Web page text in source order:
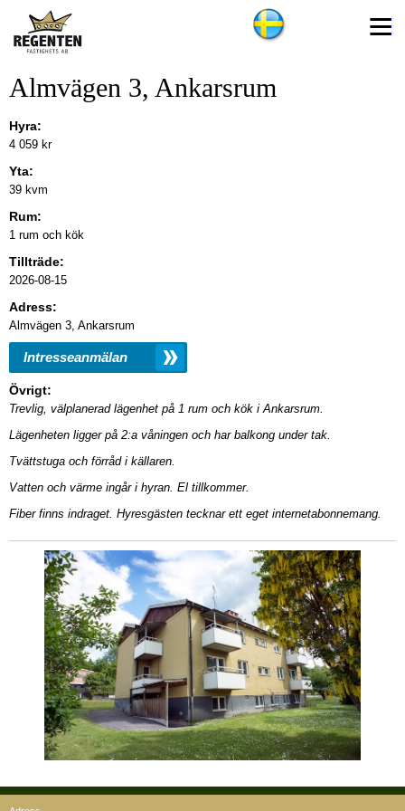
Almvägen 3, Ankarsrum
Hyra:
4 059 kr
Yta:
39 kvm
Rum:
1 rum och kök
Tillträde:
2026-08-15
Adress:
Almvägen 3, Ankarsrum
Intresseanmälan
Övrigt:
Trevlig, välplanerad lägenhet på 1 rum och kök i Ankarsrum.
Lägenheten ligger på 2:a våningen och har balkong under tak.
Tvättstuga och förråd i källaren.
Vatten och värme ingår i hyran. El tillkommer.
Fiber finns indraget. Hyresgästen tecknar ett eget internetabonnemang.